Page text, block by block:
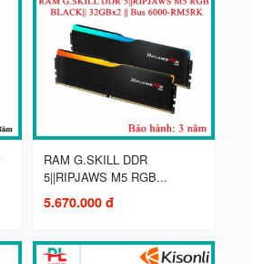
RAM G.SKILL DDR
5||RIPJAWS M5 RGB...
5.670.000 đ